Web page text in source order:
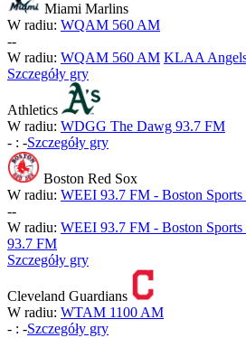
Miami Marlins
W radiu: WQAM 560 AM
--
W radiu: WQAM 560 AM KLAA
Szczegóły gry
Athletics
W radiu: WDGG The Dawg 93.7 FM
- : -Szczegóły gry
Boston Red Sox
W radiu: WEEI 93.7 FM - Boston Sports
--
W radiu: WEEI 93.7 FM - Boston Sports
93.7 FM
Szczegóły gry
Cleveland Guardians
W radiu: WTAM 1100 AM
- : -Szczegóły gry